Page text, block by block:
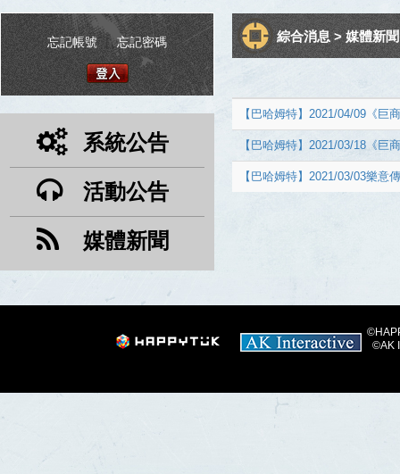
忘記帳號 | 忘記密碼
系統公告
活動公告
媒體新聞
綜合消息 > 媒體新聞
【巴哈姆特】2021/04/09《巨
【巴哈姆特】2021/03/18《
【巴哈姆特】2021/03/03樂意
©AK